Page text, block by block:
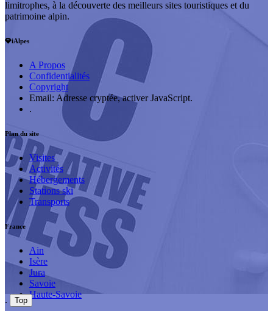
limitrophes, à la découverte des meilleurs sites touristiques et du
patrimoine alpin.
iAlpes
A Propos
Confidentialités
Copyright
Email: Adresse cryptée, activer JavaScript.
.
Plan du site
Visites
Activités
Hébergements
Stations ski
Transports
France
Ain
Isère
Jura
Savoie
Haute-Savoie
. Top